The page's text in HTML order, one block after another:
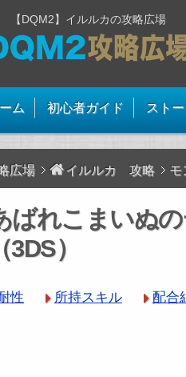
【DQM2】イルルカの攻略広場
ム 初心者ガイド スト
広場 イルルカ 攻略 モ
ばれこまいぬ
（3DS）
性 所持スキル 配合